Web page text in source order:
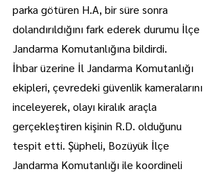
parka götüren H.A, bir süre sonra
dolandırıldığını fark ederek durumu İlçe
Jandarma Komutanlığına bildirdi.
İhbar üzerine İl Jandarma Komutanlığı
ekipleri, çevredeki güvenlik kameralarını
inceleyerek, olayı kiralık araçla
gerçekleştiren kişinin R.D. olduğunu
tespit etti. Şüpheli, Bozüyük İlçe
Jandarma Komutanlığı ile koordineli